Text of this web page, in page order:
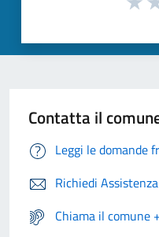
Contatta il
Leggi le domande
Richiedi Assistenza
Chiama il comune